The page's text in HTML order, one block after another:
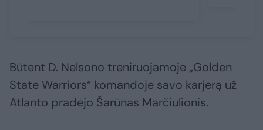
Būtent D. Nelsono treniruojamoje „Golden
State Warriors“ komandoje savo karjerą už
Atlanto pradėjo Šarūnas Marčiulionis.